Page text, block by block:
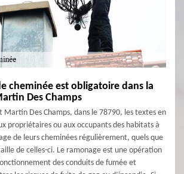
cheminée est obligatoire dans la
Des Champs
Martin Des Champs, dans le 78790, les textes en
propriétaires ou aux occupants des habitats à
de leurs cheminées régulièrement, quels que
de celles-ci. Le ramonage est une opération
des conduits de fumée et